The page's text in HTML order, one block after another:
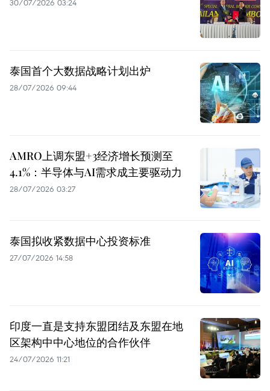
30/07/2026 03:24
泰国首个大数据战略计划出炉
28/07/2026 09:44
AMRO上调东盟+3经济增长预测至
4.1%：半导体与AI需求成主要驱动力
28/07/2026 03:27
泰国拟收紧数据中心投资标准
27/07/2026 14:58
印度一直是支持东盟团结及东盟在地
区架构中中心地位的合作伙伴
24/07/2026 11:21